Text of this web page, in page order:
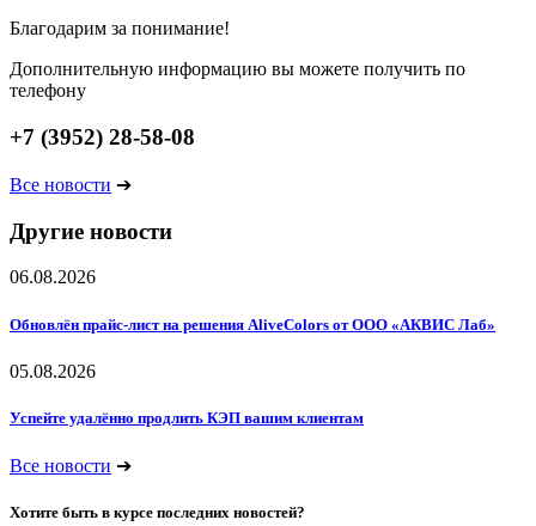
Благодарим за понимание!
Дополнительную информацию вы можете получить по
телефону
+7 (3952) 28-58-08
Все новости ➔
Другие новости
06.08.2026
Обновлён прайс-лист на решения AliveColors от ООО «АКВИС Лаб»
05.08.2026
Успейте удалённо продлить КЭП вашим клиентам
Все новости ➔
Хотите быть в курсе последних новостей?